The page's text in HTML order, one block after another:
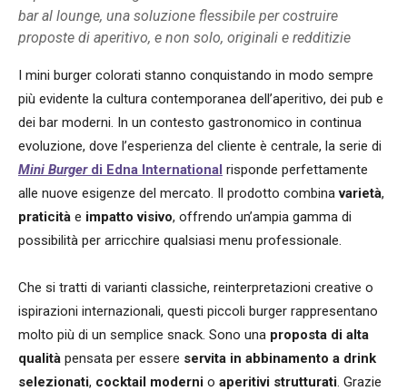
bar al lounge, una soluzione flessibile per costruire
proposte di aperitivo, e non solo, originali e redditizie
I mini burger colorati stanno conquistando in modo sempre
più evidente la cultura contemporanea dell’aperitivo, dei pub e
dei bar moderni. In un contesto gastronomico in continua
evoluzione, dove l’esperienza del cliente è centrale, la serie di
Mini Burgerdi Edna International risponde perfettamente
alle nuove esigenze del mercato. Il prodotto combinavarietà,
praticità e impatto visivo, offrendo un’ampia gamma di
possibilità per arricchire qualsiasi menu professionale.
Che si tratti di varianti classiche, reinterpretazioni creative o
ispirazioni internazionali, questi piccoli burger rappresentano
molto più di un semplice snack. Sono una proposta di alta
qualità pensata per essere servita in abbinamento a drink
selezionati, cocktail moderni o aperitivi strutturati. Grazie